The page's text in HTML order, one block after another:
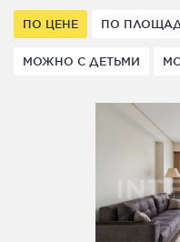
ПО ЦЕНЕ ПО
МОЖНО С ДЕТЬМИ